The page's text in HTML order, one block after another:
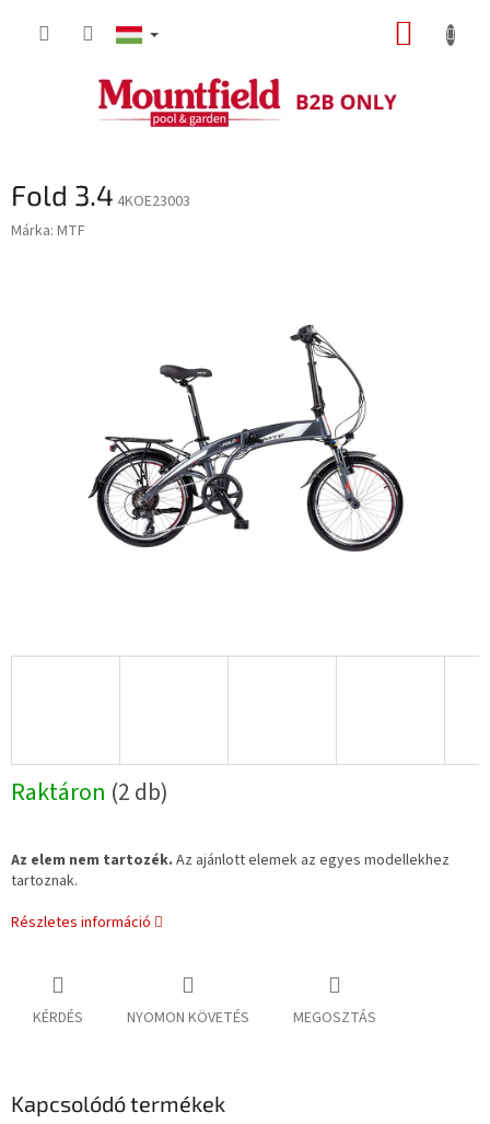
KOSÁR
Fold 3.4 4KOE23003
Márka: MTF
Raktáron (2 db)
Az elem nem tartozék. Az ajánlott elemek az egyes modellekhez
tartoznak.
Részletes információ
KÉRDÉS NYOMON KÖVETÉS MEGOSZTÁS
Kapcsolódó termékek